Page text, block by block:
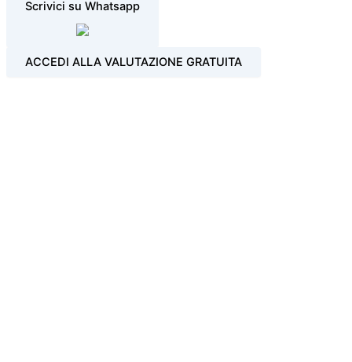
Scrivici su Whatsapp
ACCEDI ALLA VALUTAZIONE GRATUITA